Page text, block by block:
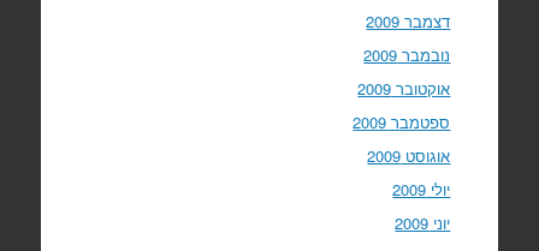
דצמבר 2009
נובמבר 2009
אוקטובר 2009
ספטמבר 2009
אוגוסט 2009
יולי 2009
יוני 2009